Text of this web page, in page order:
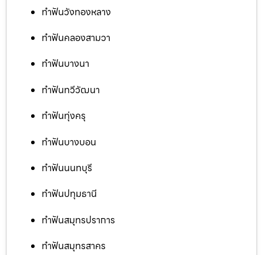
ทำฟันวังทองหลาง
ทำฟันคลองสามวา
ทำฟันบางนา
ทำฟันทวีวัฒนา
ทำฟันทุ่งครุ
ทำฟันบางบอน
ทำฟันนนทบุรี
ทำฟันปทุมธานี
ทำฟันสมุทรปราการ
ทำฟันสมุทรสาคร